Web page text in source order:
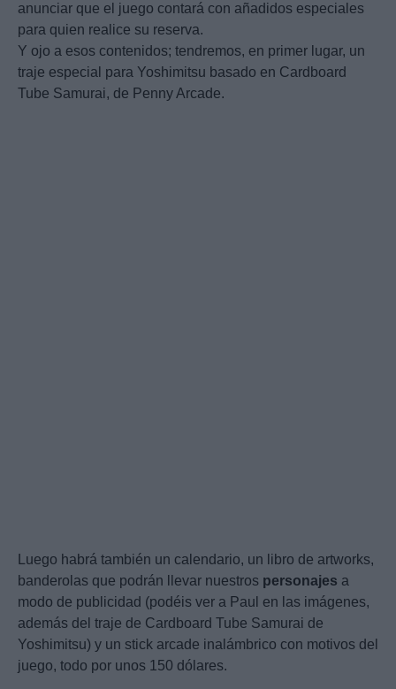
anunciar que el juego contará con añadidos especiales
para quien realice su reserva.
Y ojo a esos contenidos; tendremos, en primer lugar, un
traje especial para Yoshimitsu basado en Cardboard
Tube Samurai, de Penny Arcade.
Luego habrá también un calendario, un libro de artworks,
banderolas que podrán llevar nuestros personajes a
modo de publicidad (podéis ver a Paul en las imágenes,
además del traje de Cardboard Tube Samurai de
Yoshimitsu) y un stick arcade inalámbrico con motivos del
juego, todo por unos 150 dólares.